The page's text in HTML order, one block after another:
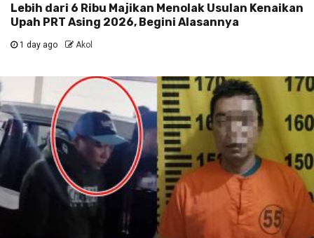
Lebih dari 6 Ribu Majikan Menolak Usulan Kenaikan
Upah PRT Asing 2026, Begini Alasannya
1 day ago Akol